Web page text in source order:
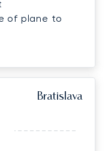
of plane to
Bratislava